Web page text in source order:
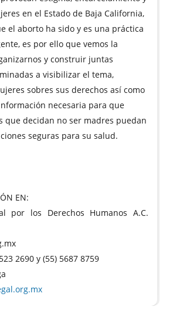
en el Estado de Baja California,
el aborto ha sido y es una práctica
es por ello que vemos la
y construir juntas
a visibilizar el tema,
sobres sus derechos así como
necesaria para que
que decidan no ser madres puedan
seguras para su salud.
EN:
por los Derechos Humanos A.C.
2690 y (55) 5687 8759